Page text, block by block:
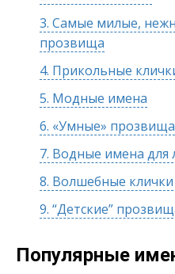
3. Самые милые,
прозвища
4. Прикольные
5. Модные имена
6. «Умные» прозвища
7. Водные имена для
8. Волшебные клички
9. “Детские”
Популярные